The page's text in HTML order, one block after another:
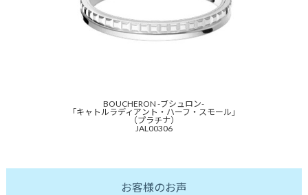
BOUCHERON -ブシュロン-
「キャトルラディアント・ハーフ・スモール」
（プラチナ）
JAL00306
お客様のお声